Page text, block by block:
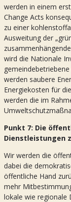
werden in einem
Change Acts
zu einer
Ausweitung der
wird die Nationale
werden saubere
Energiekosten für
werden die im
Punkt 7: Die
Dienstleistungen
Wir werden die
dabei die
öffentliche Hand
mehr
lokale wie regionale